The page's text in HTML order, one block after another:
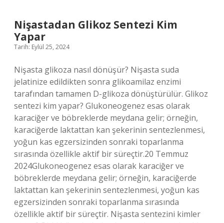
Nişastadan Glikoz Sentezi Kim
Yapar
Tarih: Eylül 25, 2024
Nişasta glikoza nasıl dönüşür? Nişasta suda
jelatinize edildikten sonra glikoamilaz enzimi
tarafından tamamen D-glikoza dönüştürülür. Glikoz
sentezi kim yapar? Glukoneogenez esas olarak
karaciğer ve böbreklerde meydana gelir; örneğin,
karaciğerde laktattan kan şekerinin sentezlenmesi,
yoğun kas egzersizinden sonraki toparlanma
sırasında özellikle aktif bir süreçtir.20 Temmuz
2024Glukoneogenez esas olarak karaciğer ve
böbreklerde meydana gelir; örneğin, karaciğerde
laktattan kan şekerinin sentezlenmesi, yoğun kas
egzersizinden sonraki toparlanma sırasında
özellikle aktif bir süreçtir. Nişasta sentezini kimler